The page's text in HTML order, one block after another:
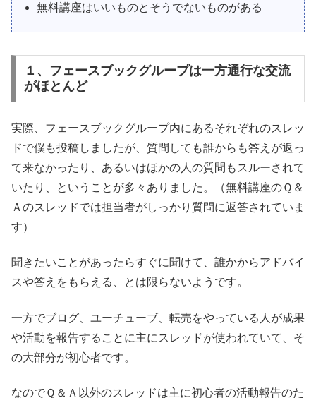
無料講座はいいものとそうでないものがある
１、フェースブックグループは一方通行な交流
がほとんど
実際、フェースブックグループ内にあるそれぞれのスレッ
ドで僕も投稿しましたが、質問しても誰からも答えが返っ
て来なかったり、あるいはほかの人の質問もスルーされて
いたり、ということが多々ありました。（無料講座のＱ＆
Ａのスレッドでは担当者がしっかり質問に返答されていま
す）
聞きたいことがあったらすぐに聞けて、誰かからアドバイ
スや答えをもらえる、とは限らないようです。
一方でブログ、ユーチューブ、転売をやっている人が成果
や活動を報告することに主にスレッドが使われていて、そ
の大部分が初心者です。
なのでＱ＆Ａ以外のスレッドは主に初心者の活動報告のた